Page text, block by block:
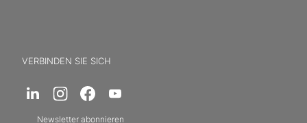
VERBINDEN SIE SICH
Newsletter abonnieren